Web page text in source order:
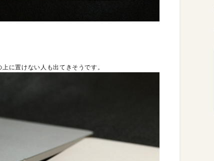
に置けない人も出てきそうです。